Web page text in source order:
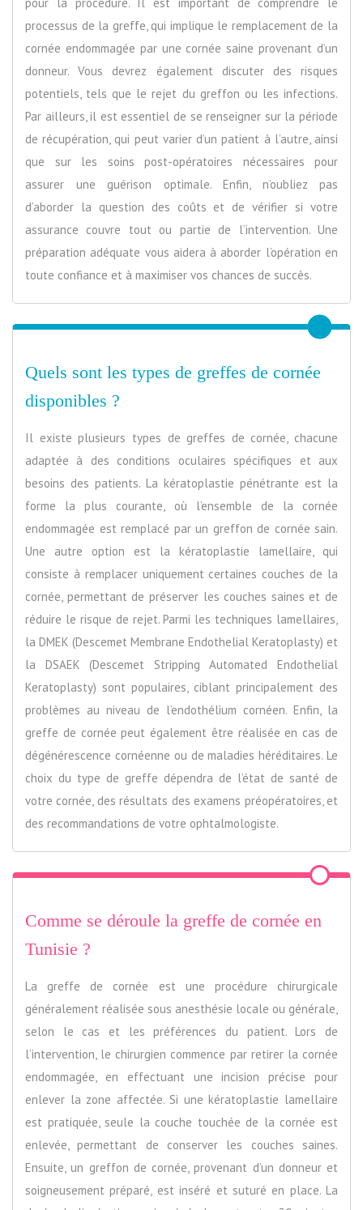
pour la procédure. Il est important de comprendre le
processus de la greffe, qui implique le remplacement de la
cornée endommagée par une cornée saine provenant d’un
donneur. Vous devrez également discuter des risques
potentiels, tels que le rejet du greffon ou les infections.
Par ailleurs, il est essentiel de se renseigner sur la période
de récupération, qui peut varier d’un patient à l’autre, ainsi
que sur les soins post-opératoires nécessaires pour
assurer une guérison optimale. Enfin, n’oubliez pas
d’aborder la question des coûts et de vérifier si votre
assurance couvre tout ou partie de l’intervention. Une
préparation adéquate vous aidera à aborder l’opération en
toute confiance et à maximiser vos chances de succès.
Quels sont les types de greffes de cornée
disponibles ?
Il existe plusieurs types de greffes de cornée, chacune
adaptée à des conditions oculaires spécifiques et aux
besoins des patients. La kératoplastie pénétrante est la
forme la plus courante, où l’ensemble de la cornée
endommagée est remplacé par un greffon de cornée sain.
Une autre option est la kératoplastie lamellaire, qui
consiste à remplacer uniquement certaines couches de la
cornée, permettant de préserver les couches saines et de
réduire le risque de rejet. Parmi les techniques lamellaires,
la DMEK (Descemet Membrane Endothelial Keratoplasty) et
la DSAEK (Descemet Stripping Automated Endothelial
Keratoplasty) sont populaires, ciblant principalement des
problèmes au niveau de l’endothélium cornéen. Enfin, la
greffe de cornée peut également être réalisée en cas de
dégénérescence cornéenne ou de maladies héréditaires. Le
choix du type de greffe dépendra de l’état de santé de
votre cornée, des résultats des examens préopératoires, et
des recommandations de votre ophtalmologiste.
Comme se déroule la greffe de cornée en
Tunisie ?
La greffe de cornée est une procédure chirurgicale
généralement réalisée sous anesthésie locale ou générale,
selon le cas et les préférences du patient. Lors de
l’intervention, le chirurgien commence par retirer la cornée
endommagée, en effectuant une incision précise pour
enlever la zone affectée. Si une kératoplastie lamellaire
est pratiquée, seule la couche touchée de la cornée est
enlevée, permettant de conserver les couches saines.
Ensuite, un greffon de cornée, provenant d’un donneur et
soigneusement préparé, est inséré et suturé en place. La